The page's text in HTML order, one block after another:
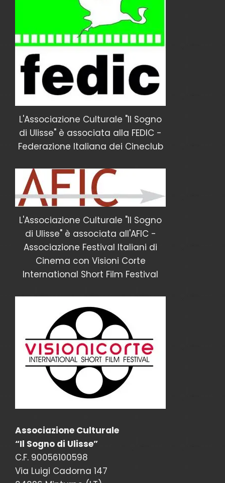
L'Associazione Culturale "Il Sogno
di Ulisse" è associata alla FEDIC -
Federazione Italiana dei Cineclub
L'Associazione Culturale "Il Sogno
di Ulisse" è associata all'AFIC -
Associazione Festival Italiani di
Cinema con Visioni Corte
International Short Film Festival
Associazione Culturale
“Il Sogno di Ulisse”
C.F. 90056100598
Via Luigi Cadorna 147